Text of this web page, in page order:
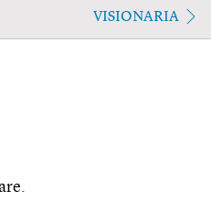
VISIONARIA